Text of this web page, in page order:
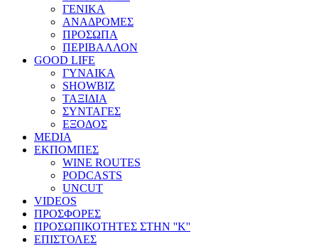
ΓΕΝΙΚΑ
ΑΝΑΔΡΟΜΕΣ
ΠΡΟΣΩΠΑ
ΠΕΡΙΒΑΛΛΟΝ
GOOD LIFE
ΓΥΝΑΙΚΑ
SHOWBIZ
ΤΑΞΙΔΙΑ
ΣΥΝΤΑΓΕΣ
ΕΞΟΔΟΣ
MEDIA
ΕΚΠΟΜΠΕΣ
WINE ROUTES
PODCASTS
UNCUT
VIDEOS
ΠΡΟΣΦΟΡΕΣ
ΠΡΟΣΩΠΙΚΟΤΗΤΕΣ ΣΤΗΝ ''Κ''
ΕΠΙΣΤΟΛΕΣ